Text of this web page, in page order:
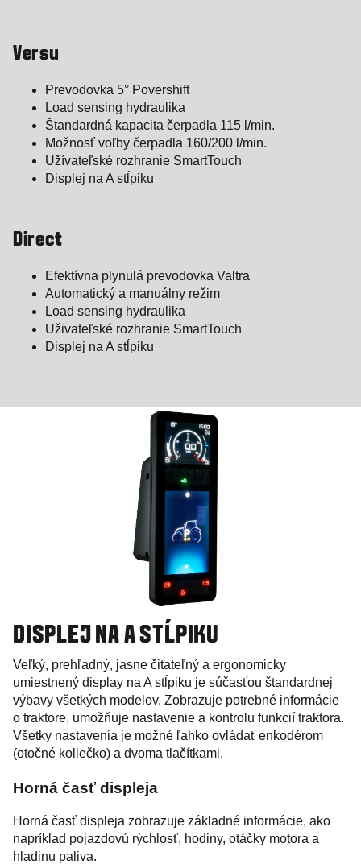
Versu
Prevodovka 5° Povershift
Load sensing hydraulika
Štandardná kapacita čerpadla 115 l/min.
Možnosť voľby čerpadla 160/200 l/min.
Užívateľské rozhranie SmartTouch
Displej na A stĺpiku
Direct
Efektívna plynulá prevodovka Valtra
Automatický a manuálny režim
Load sensing hydraulika
Uživateľské rozhranie SmartTouch
Displej na A stĺpiku
DISPLEJ NA A STĹPIKU
Veľký, prehľadný, jasne čitateľný a ergonomicky
umiestnený display na A stĺpiku je súčasťou štandardnej
výbavy všetkých modelov. Zobrazuje potrebné informácie
o traktore, umožňuje nastavenie a kontrolu funkcií traktora.
Všetky nastavenia je možné ľahko ovládať enkodérom
(otočné koliečko) a dvoma tlačítkami.
Horná časť displeja
Horná časť displeja zobrazuje základné informácie, ako
napríklad pojazdovú rýchlosť, hodiny, otáčky motora a
hladinu paliva.